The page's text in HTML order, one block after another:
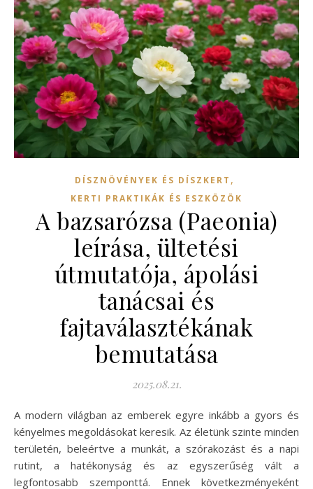
DÍSZNÖVÉNYEK ÉS DÍSZKERT ,
KERTI PRAKTIKÁK ÉS ESZKÖZÖK
A bazsarózsa (Paeonia)
leírása, ültetési
útmutatója, ápolási
tanácsai és
fajtaválasztékának
bemutatása
2025.08.21.
A modern világban az emberek egyre inkább a gyors és
kényelmes megoldásokat keresik. Az életünk szinte minden
területén, beleértve a munkát, a szórakozást és a napi
rutint, a hatékonyság és az egyszerűség vált a
legfontosabb szemponttá. Ennek következményeként